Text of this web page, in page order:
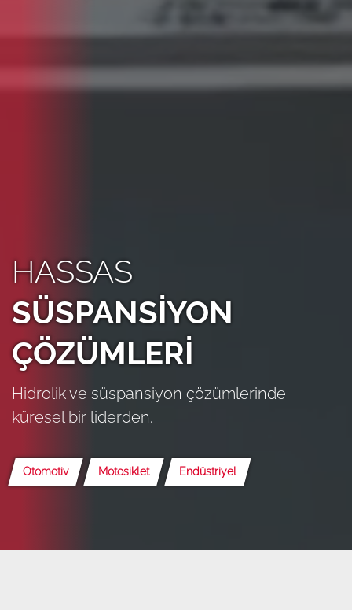
HASSAS
SÜSPANSİYON
ÇÖZÜMLERİ
Hidrolik ve süspansiyon çözümlerinde
küresel bir liderden.
Otomotiv Motosiklet Endüstriyel